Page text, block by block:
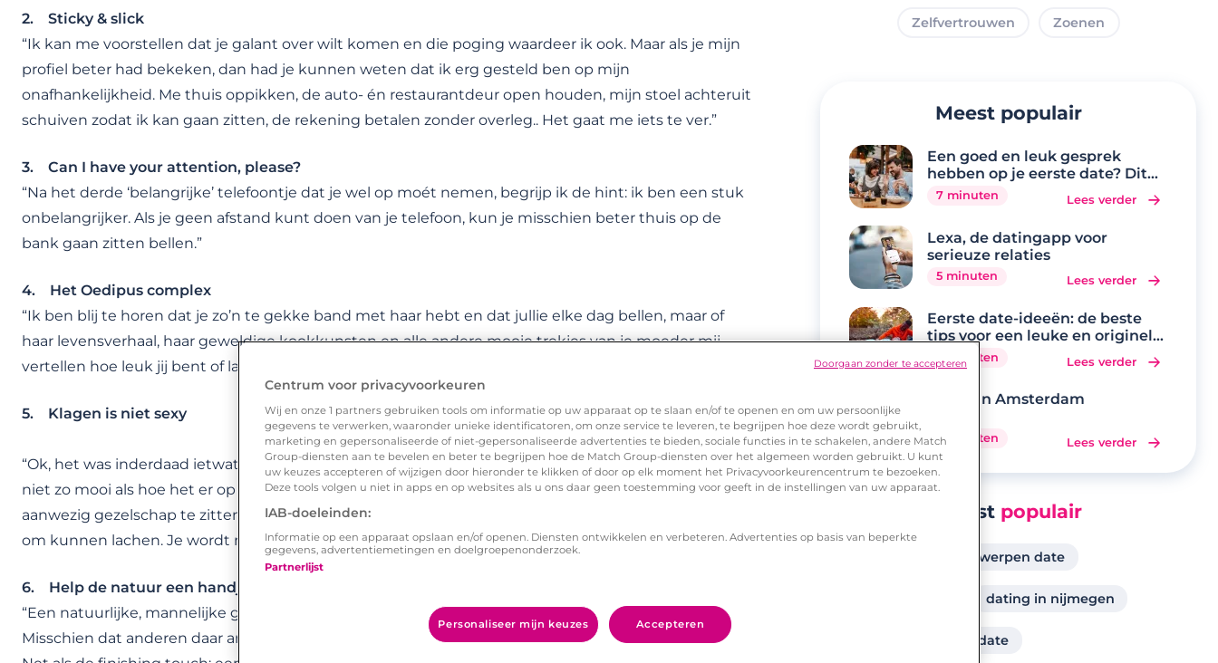
2. Sticky & slick
“Ik kan me voorstellen dat je galant over wilt komen en die poging waardeer ik ook. Maar als je mijn
profiel beter had bekeken, dan had je kunnen weten dat ik erg gesteld ben op mijn
onafhankelijkheid. Me thuis oppikken, de auto- én restaurantdeur open houden, mijn stoel achteruit
schuiven zodat ik kan gaan zitten, de rekening betalen zonder overleg.. Het gaat me iets te ver.”
3. Can I have your attention, please?
“Na het derde ‘belangrijke’ telefoontje dat je wel op moét nemen, begrijp ik de hint: ik ben een stuk
onbelangrijker. Als je geen afstand kunt doen van je telefoon, kun je misschien beter thuis op de
bank gaan zitten bellen.”
4. Het Oedipus complex
“Ik ben blij te horen dat je zo’n te gekke band met haar hebt en dat jullie elke dag bellen, maar of
haar levensverhaal, haar geweldige kookkunsten en alle andere mooie trekjes van je moeder mij
vertellen hoe leuk jij bent of laten zien hoe ontzettend interessant je mij vindt?!”
5. Klagen is niet sexy
“Ok, het was inderdaad ietwat lang wachten op het hoofdgerecht en misschien was het restaurant
niet zo mooi als hoe het er op de site uit zag. En misschien hadden we pech om naast een vrij
aanwezig gezelschap te zitten, maar in plaats van daar de hele tijd over te klagen, hadden we er ook
om kunnen lachen. Je wordt niet leuker naarmate je meer kritiek levert.”
6. Help de natuur een handje
“Een natuurlijke, mannelijke geur kan opwindend zijn, maar te natuurlijk rieken is niet echt sexy.
Misschien dat anderen daar anders over denken, maar ik had een douche zeker kunnen waarderen.
Zelfvertrouwen Zoenen
Meest populair
Een goed en leuk gesprek
hebben op je eerste date? Dit
zijn de 20 beste
gespreksonderwerpen
7 minuten Lees verder
Lexa, de datingapp voor
serieuze relaties
5 minuten Lees verder
Eerste date-ideeën: de beste
tips voor een leuke en originele
eerste date
8 minuten Lees verder
Daten in Amsterdam
9 minuten Lees verder
Meest populair
leuke gespreksonderwerpen date
dating in nijmegen
onderwerpen eerste date
Centrum voor privacyvoorkeuren
Wij en onze 1 partners gebruiken tools om informatie op uw apparaat op te slaan en/of te openen en om uw persoonlijke
gegevens te verwerken, waaronder unieke identificatoren, om onze service te leveren, te begrijpen hoe deze wordt gebruikt,
marketing en gepersonaliseerde of niet-gepersonaliseerde advertenties te bieden, sociale functies in te schakelen, andere Match
Group-diensten aan te bevelen en beter te begrijpen hoe de Match Group-diensten over het algemeen worden gebruikt. U kunt
uw keuzes accepteren of wijzigen door hieronder te klikken of door op elk moment het Privacyvoorkeurencentrum te bezoeken.
Deze tools volgen u niet in apps en op websites als u ons daar geen toestemming voor geeft in de instellingen van uw apparaat.
IAB-doeleinden:
Informatie op een apparaat opslaan en/of openen. Diensten ontwikkelen en verbeteren. Advertenties op basis van beperkte
gegevens, advertentiemetingen en doelgroepenonderzoek.
Partnerlijst
Personaliseer mijn keuzes Accepteren
Doorgaan zonder te accepteren